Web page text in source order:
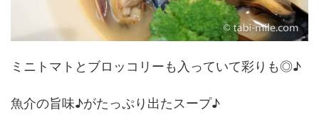
ミニトマトとブロッコリーも入っていて彩りも◎♪
魚介の旨味♪がたっぷり出たスープ♪